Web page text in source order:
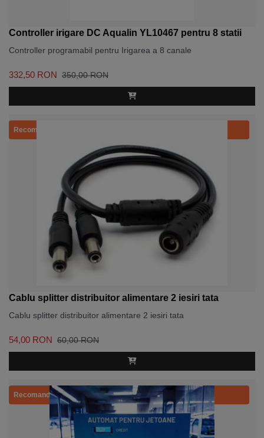
Controller irigare DC Aqualin YL10467 pentru 8 statii
Controller programabil pentru Irigarea a 8 canale
332,50 RON 350,00 RON
Recomandat
Cablu splitter distribuitor alimentare 2 iesiri tata
Cablu splitter distribuitor alimentare 2 iesiri tata
54,00 RON 60,00 RON
Recomandat